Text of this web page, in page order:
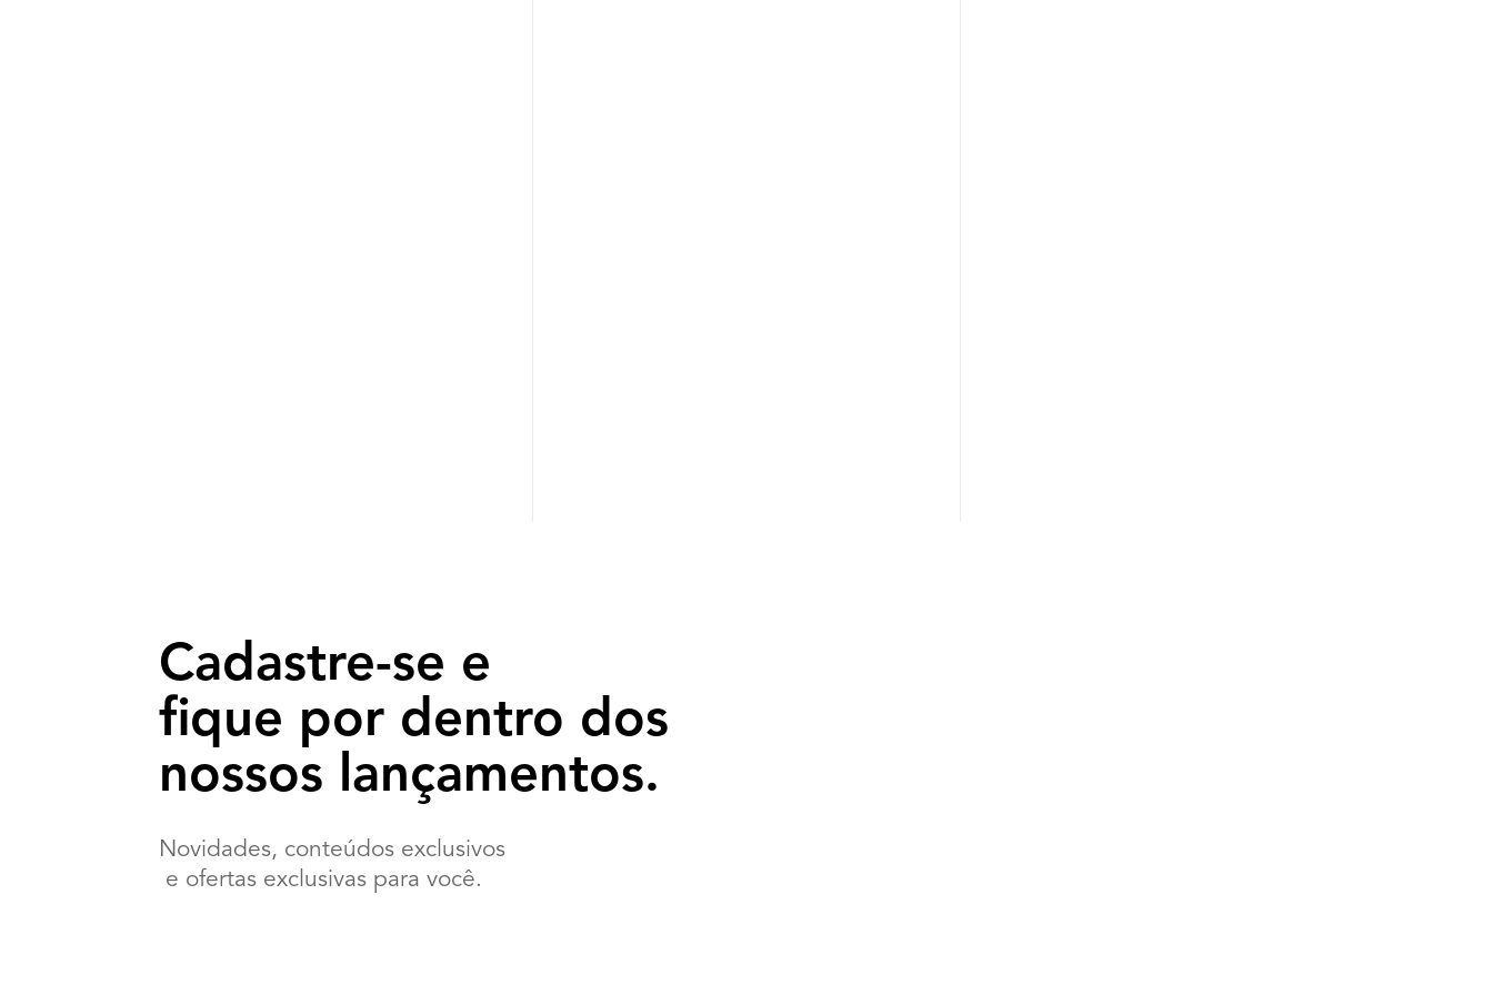
Cadastre-se e
fique por dentro dos
nossos lançamentos.
Novidades, conteúdos exclusivos
e ofertas exclusivas para você.